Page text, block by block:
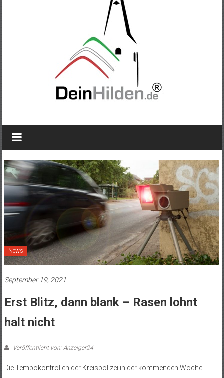
News
September 19, 2021
Erst Blitz, dann blank – Rasen lohnt
halt nicht
Veröffentlicht von: Anzeiger24
Die Tempokontrollen der Kreispolizei in der kommenden Woche